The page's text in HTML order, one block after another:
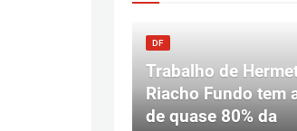
DF
Trabalho de
Riacho Fundo tem
de quase 80% da